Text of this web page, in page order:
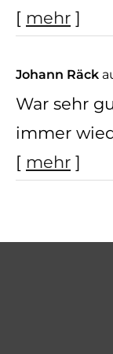
[ mehr ]
Johann Räck
War sehr
immer
[ mehr ]